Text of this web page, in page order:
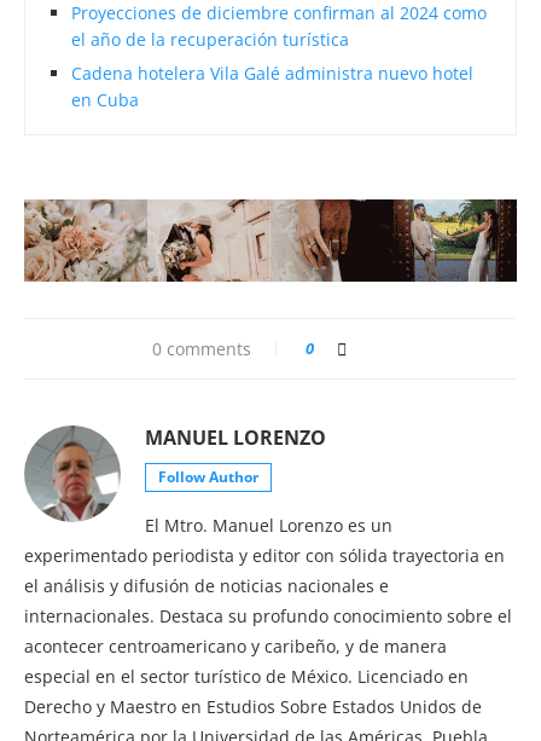
Proyecciones de diciembre confirman al 2024 como
el año de la recuperación turística
Cadena hotelera Vila Galé administra nuevo hotel
en Cuba
0 comments 0
MANUEL LORENZO
Follow Author
El Mtro. Manuel Lorenzo es un
experimentado periodista y editor con sólida trayectoria en
el análisis y difusión de noticias nacionales e
internacionales. Destaca su profundo conocimiento sobre el
acontecer centroamericano y caribeño, y de manera
especial en el sector turístico de México. Licenciado en
Derecho y Maestro en Estudios Sobre Estados Unidos de
Norteamérica por la Universidad de las Américas, Puebla.